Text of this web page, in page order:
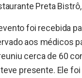
Preta
foi recebida
aos médicos
cerca de 60
presente. Ele